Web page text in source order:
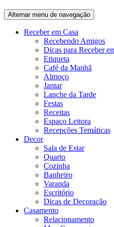
Alternar menu de navegação
Receber em Casa
Recebendo Amigos
Dicas para Receber
Etiqueta
Café da Manhã
Almoço
Jantar
Lanche da Tarde
Festas
Receitas
Espaço Leitora
Recepções Temáticas
Decor
Sala de Estar
Quarto
Cozinha
Banheiro
Varanda
Escritório
Dicas de Decoração
Casamento
Relacionamento